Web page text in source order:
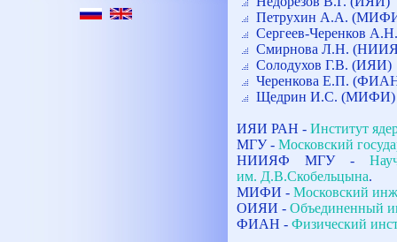
Петрухин А.А.
Сергеев-Черенков
Смирнова Л.Н.
Солодухов Г.В. (ИЯИ)
Черенкова Е.П.
Щедрин И.С. (МИФИ)
ИЯИ РАН - Институт
МГУ - Московский
НИИЯФ МГУ -
им. Д.В.Скобельцына.
МИФИ - Московский
ОИЯИ - Объединенный
ФИАН - Физический